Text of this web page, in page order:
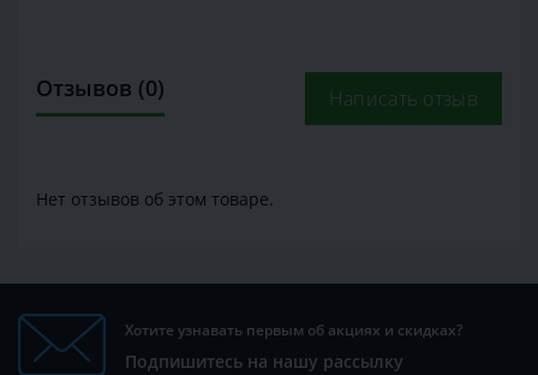
Отзывов (0) Написать отзыв
Нет отзывов об этом товаре.
Хотите узнавать первым об акциях и скидках?
Подпишитесь на нашу рассылку